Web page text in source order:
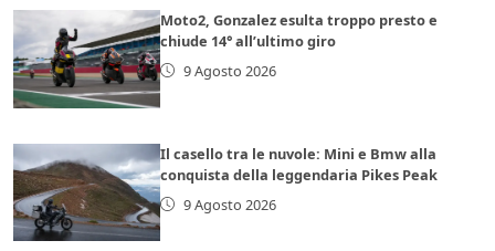
Moto2, Gonzalez esulta troppo presto e
chiude 14° all’ultimo giro
9 Agosto 2026
Il casello tra le nuvole: Mini e Bmw alla
conquista della leggendaria Pikes Peak
9 Agosto 2026